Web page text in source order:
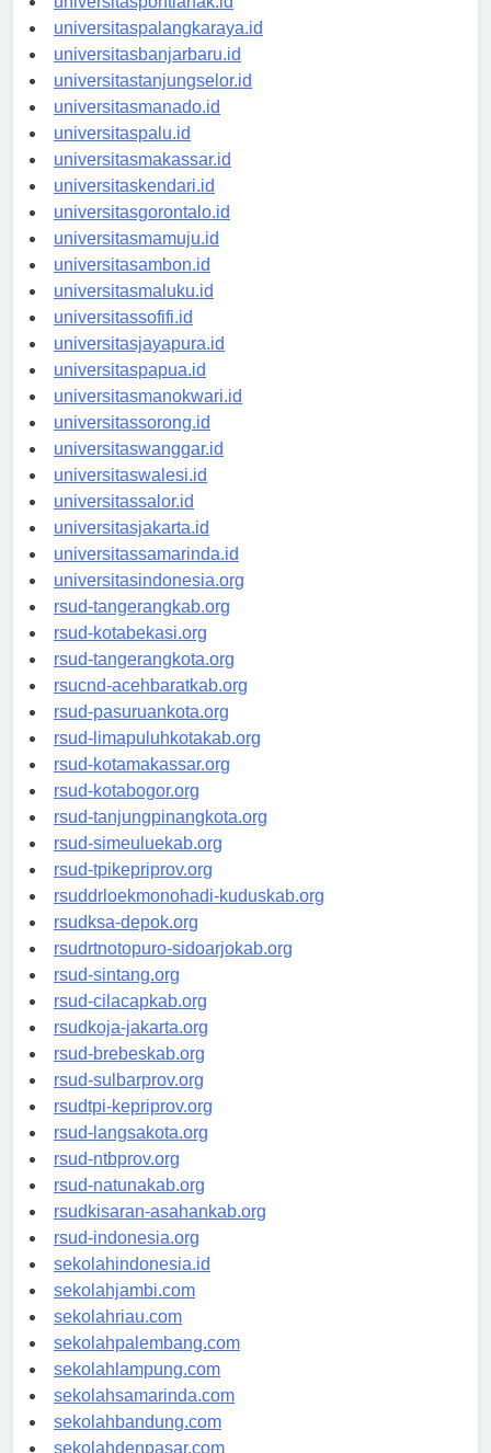
universitaspontianak.id
universitaspalangkaraya.id
universitasbanjarbaru.id
universitastanjungselor.id
universitasmanado.id
universitaspalu.id
universitasmakassar.id
universitaskendari.id
universitasgorontalo.id
universitasmamuju.id
universitasambon.id
universitasmaluku.id
universitassofifi.id
universitasjayapura.id
universitaspapua.id
universitasmanokwari.id
universitassorong.id
universitaswanggar.id
universitaswalesi.id
universitassalor.id
universitasjakarta.id
universitassamarinda.id
universitasindonesia.org
rsud-tangerangkab.org
rsud-kotabekasi.org
rsud-tangerangkota.org
rsucnd-acehbaratkab.org
rsud-pasuruankota.org
rsud-limapuluhkotakab.org
rsud-kotamakassar.org
rsud-kotabogor.org
rsud-tanjungpinangkota.org
rsud-simeuluekab.org
rsud-tpikepriprov.org
rsuddrloekmonohadi-kuduskab.org
rsudksa-depok.org
rsudrtnotopuro-sidoarjokab.org
rsud-sintang.org
rsud-cilacapkab.org
rsudkoja-jakarta.org
rsud-brebeskab.org
rsud-sulbarprov.org
rsudtpi-kepriprov.org
rsud-langsakota.org
rsud-ntbprov.org
rsud-natunakab.org
rsudkisaran-asahankab.org
rsud-indonesia.org
sekolahindonesia.id
sekolahjambi.com
sekolahriau.com
sekolahpalembang.com
sekolahlampung.com
sekolahsamarinda.com
sekolahbandung.com